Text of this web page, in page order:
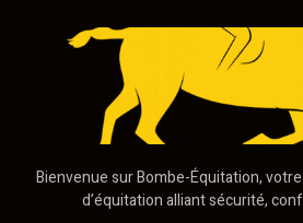
Bienvenue sur Bombe-Équitation,
d’équitation alliant sécurité,